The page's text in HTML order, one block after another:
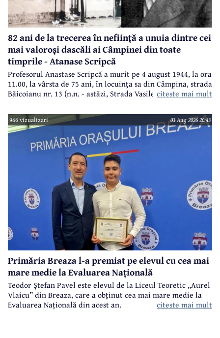
82 ani de la trecerea în neființă a unuia dintre cei
mai valoroși dascăli ai Câmpinei din toate
timprile - Atanase Scripcă
Profesorul Anastase Scripcă a murit pe 4 august 1944, la ora
11.00, la vârsta de 75 ani, în locuinţa sa din Câmpina, strada
Băicoianu nr. 13 (n.n. - astăzi, Strada Vasile Alecsandri).
Ulterior, meşterul popular Nicolae Goage aşează aici, în
memoria sa şi a soţiei, Maria Scripcă, o troiţă din lemn
sculptat,care astăzi, din păcate, nu mai există.
citeste mai mult
966 vizualizari 03 Aug 2026 20:43
Primăria Breaza l-a premiat pe elevul cu cea mai
mare medie la Evaluarea Națională
Teodor Ștefan Pavel este elevul de la Liceul Teoretic „Aurel
Vlaicu” din Breaza, care a obținut cea mai mare medie la
Evaluarea Națională din acest an.
citeste mai mult